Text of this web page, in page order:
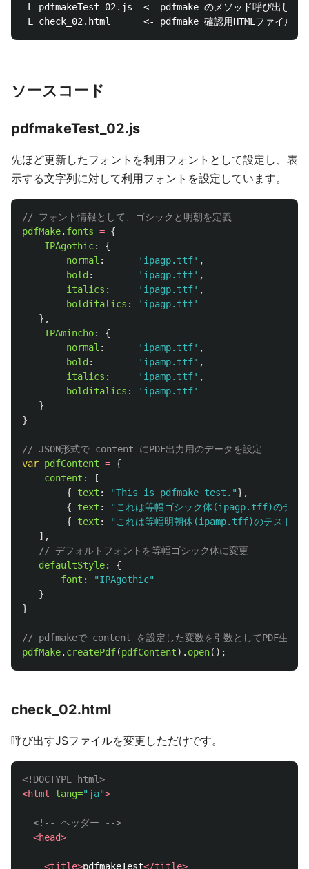
L pdfmakeTest_02.js  <- pdfmake のメソッド呼び出し用
ソースコード
pdfmakeTest_02.js
先ほど更新したフォントを利用フォントとして設定し、表
示する文字列に対して利用フォントを設定しています。
// フォント情報として、ゴシックと明朝を定義
pdfMake. fonts = {
IPAgothic:
{
normal : ' ipagp.ttf' ,
bold: ' ipagp.ttf' ,
italics : ' ipagp.ttf' ,
bolditalics : ' ipagp.ttf'
},
IPAmincho:
{
normal : ' ipamp.ttf' ,
bold: ' ipamp.ttf' ,
italics : ' ipamp.ttf' ,
bolditalics : ' ipamp.ttf'
}
}
// JSON形式で content にPDF出力用のデータを設定
var pdfContent = {
content :
[
{
text : "This is pdfmake test. "},
{
text : " これは等幅ゴシック体(ipagp.tff)のテス
{
text : " これは等幅明朝体(ipamp.tff)のテストで
],
// デフォルトフォントを等幅ゴシック体に変更
defaultStyle:
{
font : "IPAgothic"
}
}
// pdfmakeで content を設定した変数を引数としてPDF生成
pdfMake. createPdf(pdfContent). open();
check_02.html
呼び出すJSファイルを変更しただけです。
<!DOCTYPE html>
<html
lang="ja">
<!-- ヘッダー -->
<head>
<title>pdfmakeTest</title>